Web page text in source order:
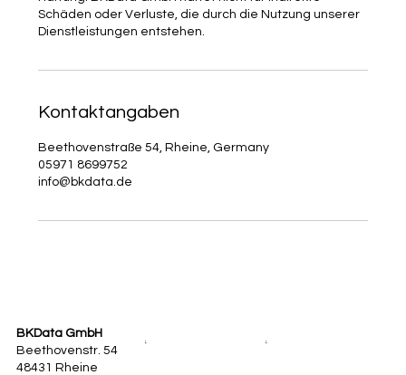
Schäden oder Verluste, die durch die Nutzung unserer
Dienstleistungen entstehen.
Kontaktangaben
Beethovenstraße 54, Rheine, Germany
05971 8699752
info@bkdata.de
BKData GmbH
Beethovenstr. 54
48431 Rheine
. .